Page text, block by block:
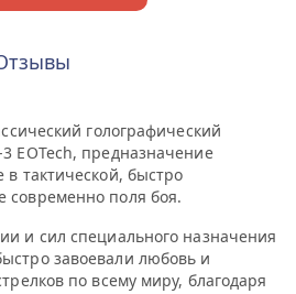
голографический
EOTech, предназначение
в тактической, быстро
современно поля боя.
и сил специального назначения
завоевали любовь и
по всему миру, благодаря